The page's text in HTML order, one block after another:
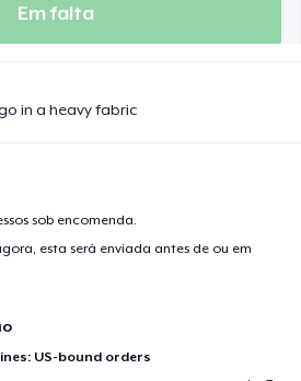
Em falta
in a heavy fabric
sob encomenda.
esta será enviada antes de ou em
US-bound orders